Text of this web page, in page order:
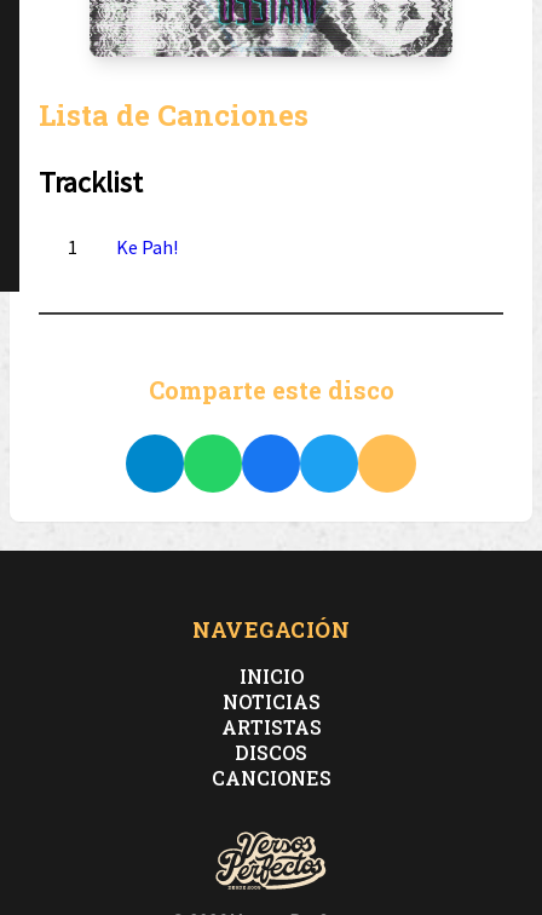
Lista de Canciones
Tracklist
1 Ke Pah!
Comparte este disco
NAVEGACIÓN
INICIO
NOTICIAS
ARTISTAS
DISCOS
CANCIONES